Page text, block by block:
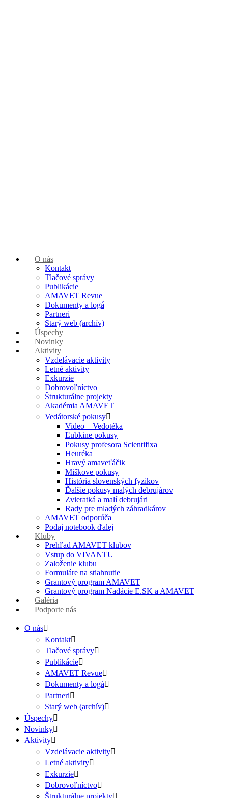
O nás
Kontakt
Tlačové správy
Publikácie
AMAVET Revue
Dokumenty a logá
Partneri
Starý web (archív)
Úspechy
Novinky
Aktivity
Vzdelávacie aktivity
Letné aktivity
Exkurzie
Dobrovoľníctvo
Štrukturálne projekty
Akadémia AMAVET
Vedátorské pokusy
Video – Vedotéka
Ľubkine pokusy
Pokusy profesora Scientifixa
Heuréka
Hravý amaveťáčik
Miškove pokusy
História slovenských fyzikov
Ďalšie pokusy malých debrujárov
Zvieratká a malí debrujári
Rady pre mladých záhradkárov
AMAVET odporúča
Podaj notebook ďalej
Kluby
Prehľad AMAVET klubov
Vstup do VIVANTU
Založenie klubu
Formuláre na stiahnutie
Grantový program AMAVET
Grantový program Nadácie E.SK a AMAVET
Galéria
Podporte nás
O nás
Kontakt
Tlačové správy
Publikácie
AMAVET Revue
Dokumenty a logá
Partneri
Starý web (archív)
Úspechy
Novinky
Aktivity
Vzdelávacie aktivity
Letné aktivity
Exkurzie
Dobrovoľníctvo
Štrukturálne projekty